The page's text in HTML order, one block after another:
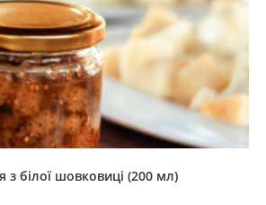
з білої шовковиці (200 мл)